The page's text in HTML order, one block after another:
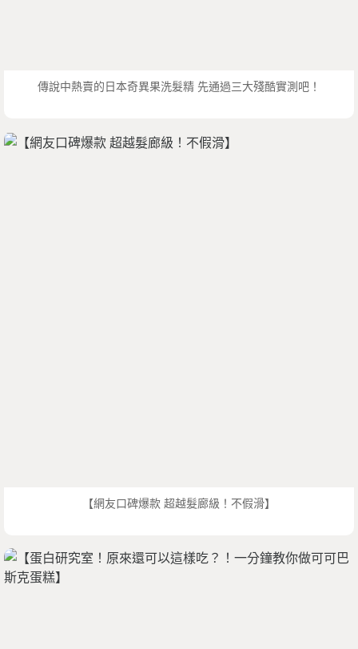
傳說中熱賣的日本奇異果洗髮精 先通過三大殘酷實測吧！
【網友口碑爆款 超越髮廊級！不假滑】